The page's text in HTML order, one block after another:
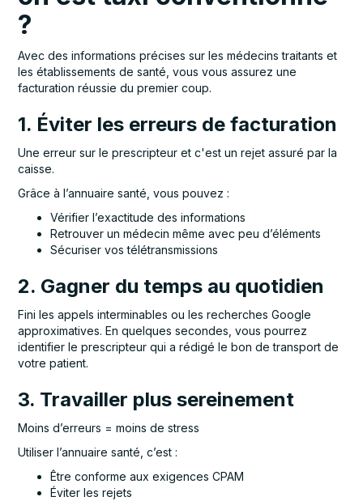
?
Avec des informations précises sur les médecins traitants et
les établissements de santé, vous vous assurez une
facturation réussie du premier coup.
1. Éviter les erreurs de facturation
Une erreur sur le prescripteur et c'est un rejet assuré par la
caisse.
Grâce à l’annuaire santé, vous pouvez :
Vérifier l’exactitude des informations
Retrouver un médecin même avec peu d’éléments
Sécuriser vos télétransmissions
2. Gagner du temps au quotidien
Fini les appels interminables ou les recherches Google
approximatives. En quelques secondes, vous pourrez
identifier le prescripteur qui a rédigé le bon de transport de
votre patient.
3. Travailler plus sereinement
Moins d’erreurs = moins de stress
Utiliser l’annuaire santé, c’est :
Être conforme aux exigences CPAM
Éviter les rejets